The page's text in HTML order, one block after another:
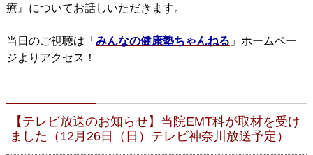
療』についてお話しいただきます。
当日のご視聴は「みんなの健康塾ちゃんねる 」ホームペー
ジよりアクセス！
【テレビ放送のお知らせ】当院EMT科が取材を受け
ました（12月26日（日）テレビ神奈川放送予定）